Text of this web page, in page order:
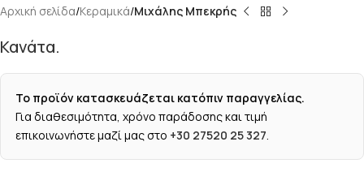
Αρχική σελίδα Κεραμικά Μιχάλης Μπεκρής
Κανάτα.
Το προϊόν κατασκευάζεται κατόπιν παραγγελίας.
Για διαθεσιμότητα, χρόνο παράδοσης και τιμή
επικοινωνήστε μαζί μας στο +30 27520 25 327.